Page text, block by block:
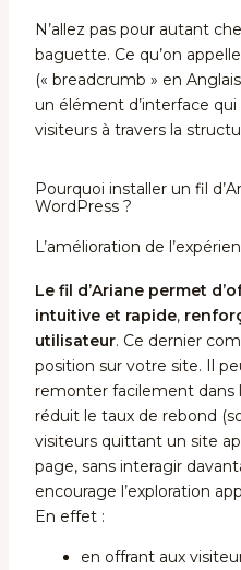
N’allez pas pour autant
baguette. Ce qu’on appelle
(« breadcrumb » en
un élément d’interface
visiteurs à travers la
Pourquoi installer un fil
WordPress ?
L’amélioration de
Le fil d’Ariane permet
intuitive et rapide,
utilisateur. Ce dernier
position sur votre site. Il
remonter facilement dans
réduit le taux de rebond
visiteurs quittant un site
page, sans interagir
encourage l’exploration
En effet :
en offrant aux